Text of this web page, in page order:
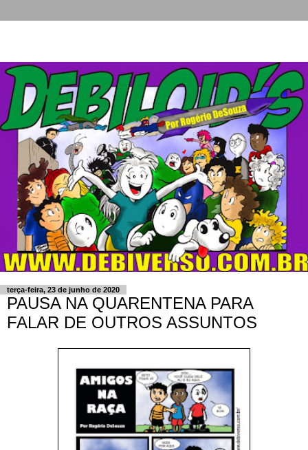
terça-feira, 23 de junho de 2020
PAUSA NA QUARENTENA PARA
FALAR DE OUTROS ASSUNTOS